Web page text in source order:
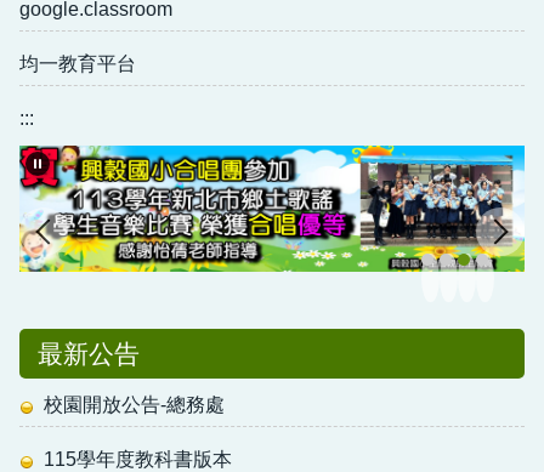
午餐專區
教科書版本
社團、課後班報名
google.classroom
均一教育平台
:::
最新公告
校園開放公告-總務處
115學年度教科書版本